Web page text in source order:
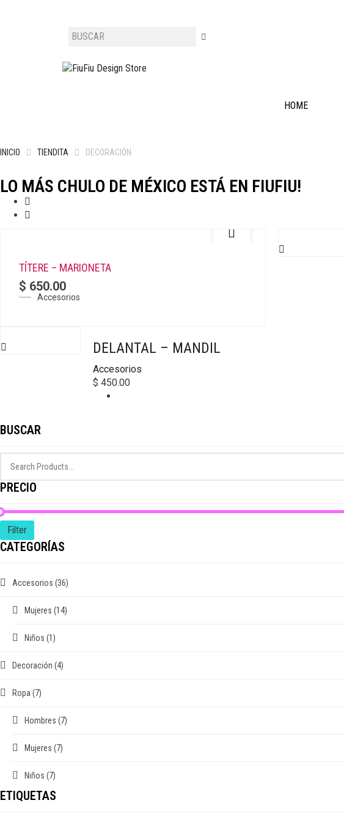
HOME
INICIO TIENDITA DECORACIÓN
LO MÁS CHULO DE MÉXICO ESTÁ EN FIUFIU!
Accesorios
TÍTERE – MARIONETA
$ 650.00
DELANTAL – MANDIL
Accesorios
$ 450.00
BUSCAR
PRECIO
Filter
CATEGORÍAS
Accesorios (36)
Mujeres (14)
Niños (1)
Decoración (4)
Ropa (7)
Hombres (7)
Mujeres (7)
Niños (7)
ETIQUETAS